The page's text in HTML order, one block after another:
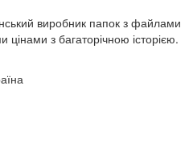
виробник папок з файлами
цінами з багаторічною історією.